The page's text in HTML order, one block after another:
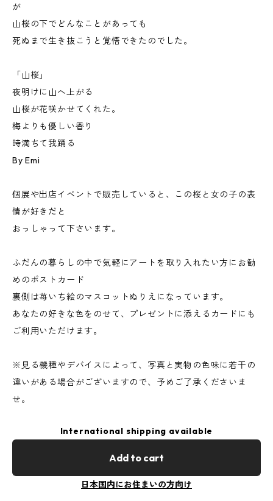
が
山桜の下でどんなことがあっても
死ぬまで生き抜こうと覚悟できたのでした。
「山桜」
夜明けに山へ上がる
山桜が花咲かせてくれた。
梅よりも優しい香り
時満ちて我踊る
By Emi
個展や出店イベントで販売していると、この桜と女の子の表
情が好きだと
おっしゃって下さいます。
ふだんの暮らしの中で気軽にアートを取り入れたい方にお勧
めのポストカード
裏側は苺いち絵のマスコットぬりえになっています。
あなたの好きな色をのせて、プレゼントに添えるカードにも
ご利用いただけます。
※見る機種やデバイスによって、写真と実物の色味に若干の
違いがある場合がございますので、予めご了承くださいま
せ。
International shipping available
Add to cart
日本国内にお住まいの方向け